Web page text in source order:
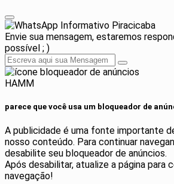
Informativo Piracicaba
Envie sua mensagem, estaremos
possível ; )
HAMM
parece que você usa um bloqueador de
A publicidade é uma fonte importante
nosso conteúdo. Para continuar
desabilite seu bloqueador de anúncios.
Após desabilitar, atualize a página para
navegação!